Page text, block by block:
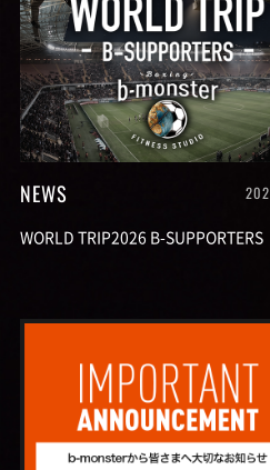
NEWS
WORLD TRIP2026 B-SUPPORTERS